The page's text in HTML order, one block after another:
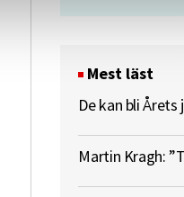
Mest läst
De kan bli
Martin Kragh: